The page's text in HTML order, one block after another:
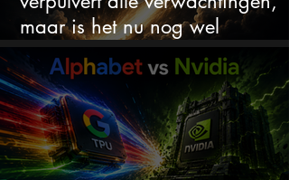
maar is het nu nog wel
koopwaardig?